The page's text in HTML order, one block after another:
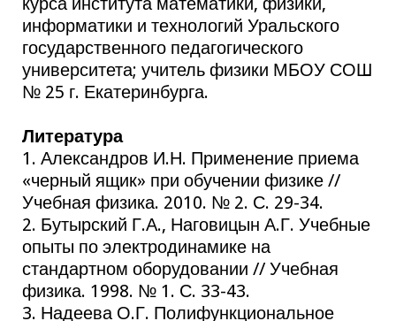
информатики и технологий Уральского
государственного педагогического
университета; учитель физики МБОУ СОШ
№ 25 г. Екатеринбурга.
Литература
1. Александров И.Н. Применение приема
«черный ящик» при обучении физике //
Учебная физика. 2010. № 2. С. 29-34.
2. Бутырский Г.А., Наговицын А.Г. Учебные
опыты по электродинамике на
стандартном оборудовании // Учебная
физика. 1998. № 1. С. 33-43.
3. Надеева О.Г. Полифункциональное